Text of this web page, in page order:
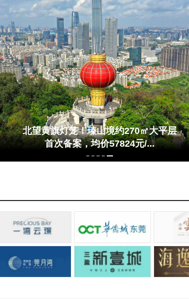
北望黄旗灯笼！瑧山境约270㎡大平层
首次备案，均价57824元/...